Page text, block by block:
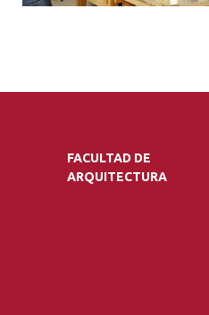
FACULTAD DE
ARQUITECTURA